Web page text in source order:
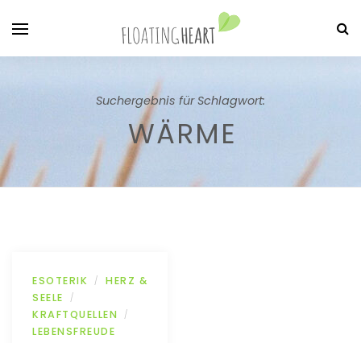
Suchergebnis für Schlagwort:
WÄRME
ESOTERIK /
HERZ &
SEELE
/
KRAFTQUELLEN /
LEBENSFREUDE